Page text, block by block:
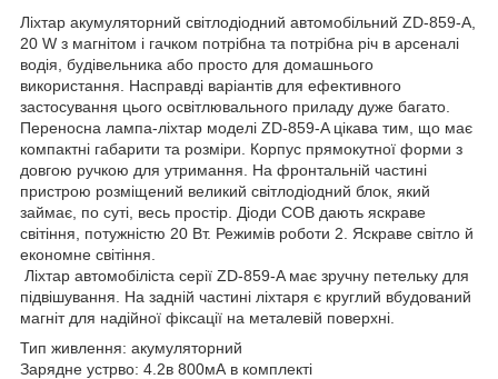
Ліхтар акумуляторний світлодіодний автомобільний ZD-859-A,
20 W з магнітом і гачком потрібна та потрібна річ в арсеналі
водія, будівельника або просто для домашнього
використання. Насправді варіантів для ефективного
застосування цього освітлювального приладу дуже багато.
Переносна лампа-ліхтар моделі ZD-859-A цікава тим, що має
компактні габарити та розміри. Корпус прямокутної форми з
довгою ручкою для утримання. На фронтальній частині
пристрою розміщений великий світлодіодний блок, який
займає, по суті, весь простір. Діоди COB дають яскраве
світіння, потужністю 20 Вт. Режимів роботи 2. Яскраве світло й
економне світіння.
Ліхтар автомобіліста серії ZD-859-A має зручну петельку для
підвішування. На задній частині ліхтаря є круглий вбудований
магніт для надійної фіксації на металевій поверхні.
Тип живлення: акумуляторний
Зарядне устрво: 4.2в 800мА в комплекті